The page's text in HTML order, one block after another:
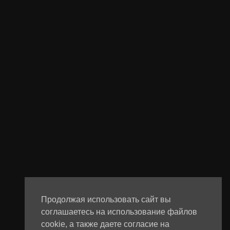
Продолжая использовать сайт вы
соглашаетесь на использование файлов
cookie, а также даете согласие на